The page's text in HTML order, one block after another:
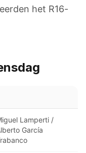
het R16-
Lamperti /
García